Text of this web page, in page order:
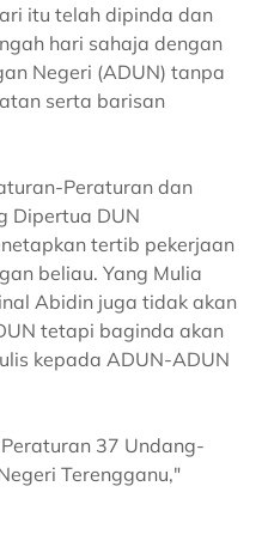
itu telah dipinda dan
hari sahaja dengan
Negeri (ADUN) tanpa
serta barisan
Peraturan dan
Dipertua DUN
tertib pekerjaan
beliau. Yang Mulia
Abidin juga tidak akan
tetapi baginda akan
kepada ADUN-ADUN
37 Undang-
Terengganu,"